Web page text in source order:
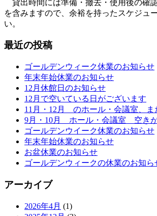
貸出時間には準備・撤去・使用後の確
を含みますので、余裕を持ったスケジュ
い。
最近の投稿
ゴールデンウィーク休業のお知らせ
年末年始休業のお知らせ
12月休館日のお知らせ
12月で空いている日がございます
11月・12月 のホール・会議室、ま
9月・10月 ホール・会議室 空きが
ゴールデンウイーク休業のお知らせ
年末年始休業のお知らせ
お盆休業のお知らせ
ゴールデンウィークの休業のお知ら
アーカイブ
2026年4月 (1)